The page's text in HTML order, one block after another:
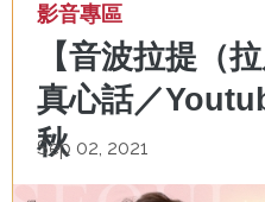
影音專區
【音波拉提（
真心話／
秋
Sep 02, 2021